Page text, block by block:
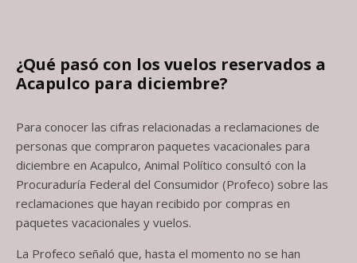
¿Qué pasó con los vuelos reservados a
Acapulco para diciembre?
Para conocer las cifras relacionadas a reclamaciones de
personas que compraron paquetes vacacionales para
diciembre en Acapulco, Animal Político consultó con la
Procuraduría Federal del Consumidor (Profeco) sobre las
reclamaciones que hayan recibido por compras en
paquetes vacacionales y vuelos.
La Profeco señaló que, hasta el momento no se han